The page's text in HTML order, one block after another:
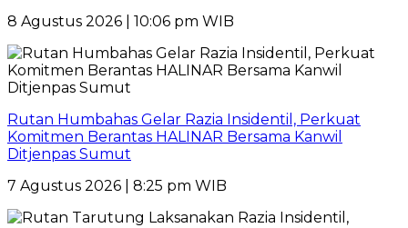
8 Agustus 2026 | 10:06 pm WIB
Rutan Humbahas Gelar Razia Insidentil, Perkuat
Komitmen Berantas HALINAR Bersama Kanwil
Ditjenpas Sumut
7 Agustus 2026 | 8:25 pm WIB